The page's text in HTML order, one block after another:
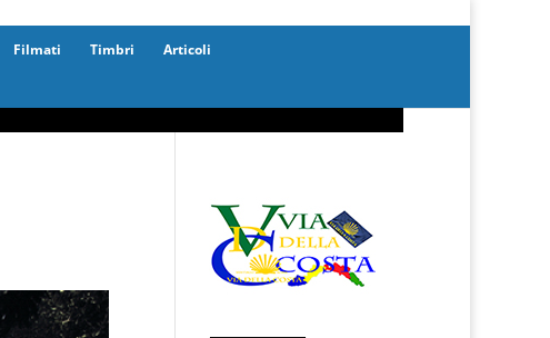
Filmati Timbri
Articoli